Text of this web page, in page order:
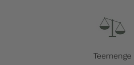
Teemenge